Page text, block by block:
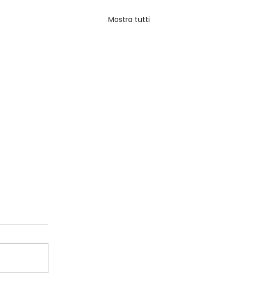
Mostra tutti